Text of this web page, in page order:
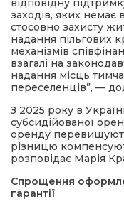
відповідну
заходів, яких немає
стосовно захисту
надання пільгових
механізмів
взагалі на
надання місць
переселенців”, —
З 2025 року в
субсидійованої
оренду
різницю
розповідає Марія
Спрощення
гарантії